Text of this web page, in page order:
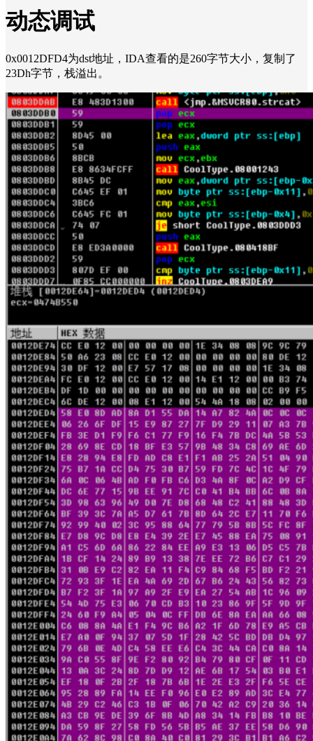
动态调试
0x0012DFD4为dst地址，IDA查看的是260字节大小，复制了
23Dh字节，栈溢出。